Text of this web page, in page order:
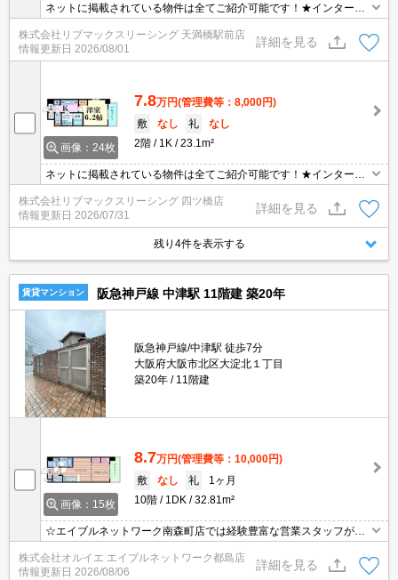
ネットに掲載されている物件は全てご紹介可能です！★インターネ
礼金0円★浴室乾燥機や宅配BOXなど設備充実の分譲マンションシ
リーズです♪
株式会社リブマックスリーシング 天満橋駅前店
情報更新日 2026/08/01
詳細を見る
画像：24枚
7.8万円(管理費等：8,000円)
敷
なし 礼
なし
2階
1K 23.1m²
ネットに掲載されている物件は全てご紹介可能です！★インターネ
礼金0円★浴室乾燥機や宅配BOXなど設備充実の分譲マンションシ
リーズです♪
株式会社リブマックスリーシング 四ツ橋店
情報更新日 2026/07/31
詳細を見る
残り4件を表示する
賃貸マンション 阪急神戸線 中津駅 11階建 築20年
阪急神戸線/中津駅 徒歩7分
大阪府大阪市北区大淀北１丁目
築20年
11階建
画像：15枚
8.7万円(管理費等：10,000円)
敷
なし 礼
1ヶ月
10階
1DK 32.81m²
☆エイブルネットワーク南森町店では経験豊富な営業スタッフが多
現地付近にて待ち合わせをさせていただきご内覧いただくサービス
や、主要駅までのお迎えサービスも実施中です☆詳しくは「エイブ
株式会社オルイエ エイブルネットワーク都島店
情報更新日 2026/08/06
詳細を見る